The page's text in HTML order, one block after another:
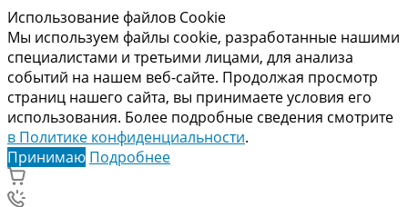
Использование файлов Cookie
Мы используем файлы cookie, разработанные нашими
специалистами и третьими лицами, для анализа
событий на нашем веб-сайте. Продолжая просмотр
страниц нашего сайта, вы принимаете условия его
использования. Более подробные сведения смотрите
в Политике конфиденциальности.
Принимаю Подробнее